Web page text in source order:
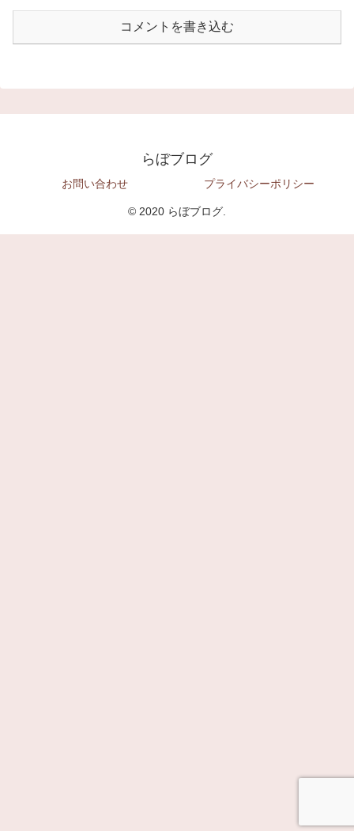
コメントを書き込む
らぼブログ
お問い合わせ プライバシーポリシー
© 2020 らぼブログ.